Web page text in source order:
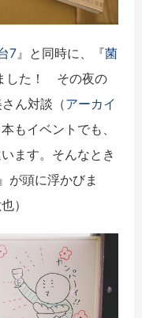
7 』と同時に、『菌
した！ その夜の
ん対談（アーカイ
もイベントでも、
ます。そんなとき
が頭に浮かびま
）